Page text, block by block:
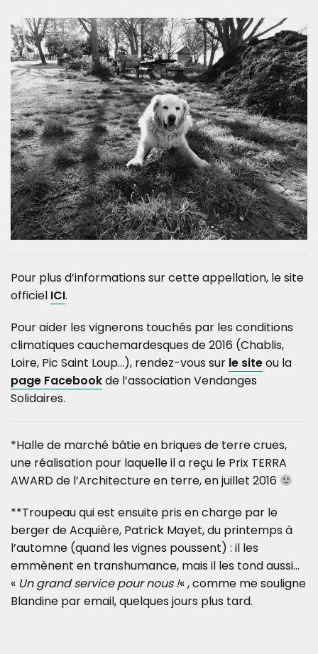
Pour plus d’informations sur cette appellation, le site
officiel ICI.
Pour aider les vignerons touchés par les conditions
climatiques cauchemardesques de 2016 (Chablis,
Loire, Pic Saint Loup…), rendez-vous sur le siteou la
page Facebookde l’association Vendanges
Solidaires.
*Halle de marché bâtie en briques de terre crues,
une réalisation pour laquelle il a reçu le Prix TERRA
AWARD de l’Architecture en terre, en juillet 2016
**Troupeau qui est ensuite pris en charge par le
berger de Acquière, Patrick Mayet, du printemps à
l’automne (quand les vignes poussent) : il les
emmènent en transhumance, mais il les tond aussi…
« Un grand service pour nous !« , comme me souligne
Blandine par email, quelques jours plus tard.